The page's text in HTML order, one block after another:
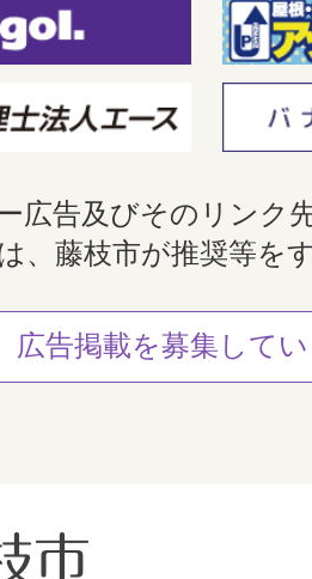
広告及びそのリンク
、藤枝市が推奨等を
広告掲載を募集して